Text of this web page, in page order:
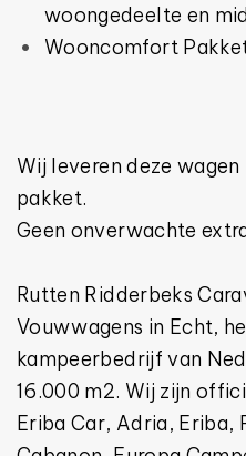
woongedeelte en
Wooncomfort
Wij leveren deze
pakket.
Geen onverwachte
Rutten Ridderbeks
Vouwwagens in Echt,
kampeerbedrijf van
16.000 m2. Wij zijn
Eriba Car, Adria, Eriba,